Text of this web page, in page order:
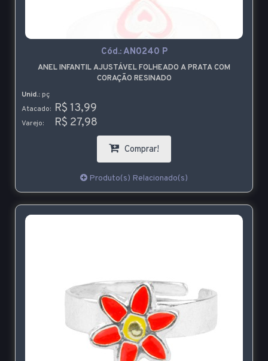
Cód.:AN0240 P
ANEL INFANTIL AJUSTÁVEL FOLHEADO A PRATA COM
CORAÇÃO RESINADO
Unid.: pç
Atacado: R$ 13,99
Varejo: R$ 27,98
Comprar!
Produto(s) Relacionado(s)